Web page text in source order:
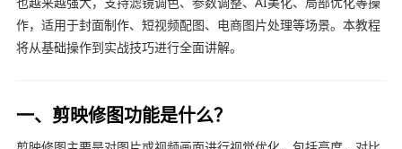
作，适用于封面制作、短视频配图、电商图片处理等场景。本教程
将从基础操作到实战技巧进行全面讲解。
一、剪映修图功能是什么？